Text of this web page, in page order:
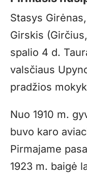
Stasys
Girskis
spalio 4 d.
valsčiaus
pradžios
Nuo 1910 m.
buvo karo
Pirmajame
1923 m. baigė